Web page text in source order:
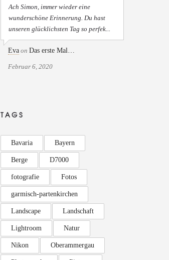
Ach Simon, immer wieder eine
wunderschöne Erinnerung. Du hast
unseren glücklichsten Tag so perfek...
Eva on Das erste Mal…
Februar 6, 2020
TAGS
Bavaria Bayern
Berge D7000
fotografie Fotos
garmisch-partenkirchen
Landscape Landschaft
Lightroom Natur
Nikon Oberammergau